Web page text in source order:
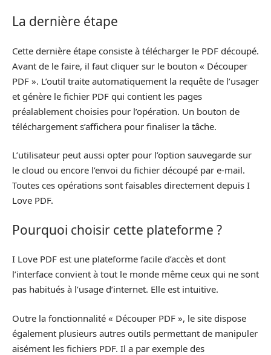
La dernière étape
Cette dernière étape consiste à télécharger le PDF découpé.
Avant de le faire, il faut cliquer sur le bouton « Découper
PDF ». L’outil traite automatiquement la requête de l’usager
et génère le fichier PDF qui contient les pages
préalablement choisies pour l’opération. Un bouton de
téléchargement s’affichera pour finaliser la tâche.
L’utilisateur peut aussi opter pour l’option sauvegarde sur
le cloud ou encore l’envoi du fichier découpé par e-mail.
Toutes ces opérations sont faisables directement depuis I
Love PDF.
Pourquoi choisir cette plateforme ?
I Love PDF est une plateforme facile d’accès et dont
l’interface convient à tout le monde même ceux qui ne sont
pas habitués à l’usage d’internet. Elle est intuitive.
Outre la fonctionnalité « Découper PDF », le site dispose
également plusieurs autres outils permettant de manipuler
aisément les fichiers PDF. Il a par exemple des